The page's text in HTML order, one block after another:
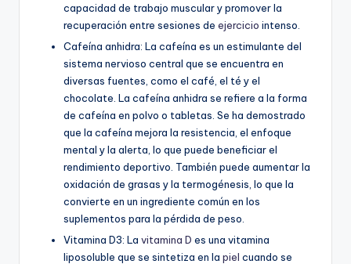
capacidad de trabajo muscular y promover la
recuperación entre sesiones de ejercicio intenso.
Cafeína anhidra: La cafeína es un estimulante del
sistema nervioso central que se encuentra en
diversas fuentes, como el café, el té y el
chocolate. La cafeína anhidra se refiere a la forma
de cafeína en polvo o tabletas. Se ha demostrado
que la cafeína mejora la resistencia, el enfoque
mental y la alerta, lo que puede beneficiar el
rendimiento deportivo. También puede aumentar la
oxidación de grasas y la termogénesis, lo que la
convierte en un ingrediente común en los
suplementos para la pérdida de peso.
Vitamina D3: La vitamina D es una vitamina
liposoluble que se sintetiza en la piel cuando se